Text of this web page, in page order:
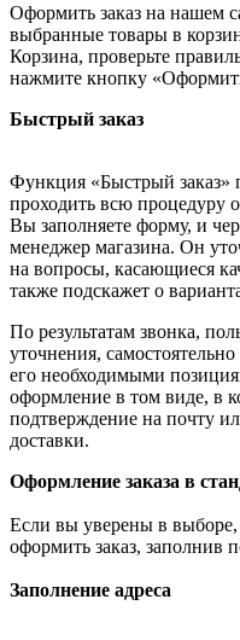
Оформить заказ на нашем
выбранные товары в
Корзина, проверьте
нажмите кнопку
Быстрый заказ
Функция «Быстрый заказ»
проходить всю процедуру
Вы заполняете форму, и
менеджер магазина. Он
на вопросы, касающиеся
также подскажет о
По результатам звонка,
уточнения,
его необходимыми
оформление в том виде, в
подтверждение на почту
доставки.
Оформление заказа в
Если вы уверены в выборе,
оформить заказ, заполнив
Заполнение адреса